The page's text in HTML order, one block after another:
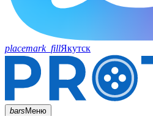
placemark_fillЯкутск
barsМеню